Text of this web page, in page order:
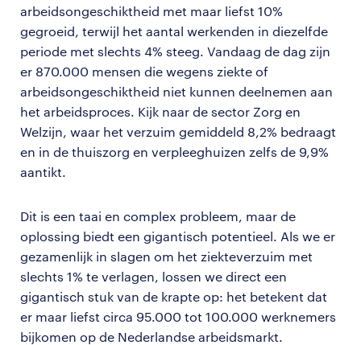
arbeidsongeschiktheid met maar liefst 10%
gegroeid, terwijl het aantal werkenden in diezelfde
periode met slechts 4% steeg. Vandaag de dag zijn
er 870.000 mensen die wegens ziekte of
arbeidsongeschiktheid niet kunnen deelnemen aan
het arbeidsproces. Kijk naar de sector Zorg en
Welzijn, waar het verzuim gemiddeld 8,2% bedraagt
en in de thuiszorg en verpleeghuizen zelfs de 9,9%
aantikt.
Dit is een taai en complex probleem, maar de
oplossing biedt een gigantisch potentieel. Als we er
gezamenlijk in slagen om het ziekteverzuim met
slechts 1% te verlagen, lossen we direct een
gigantisch stuk van de krapte op: het betekent dat
er maar liefst circa 95.000 tot 100.000 werknemers
bijkomen op de Nederlandse arbeidsmarkt.